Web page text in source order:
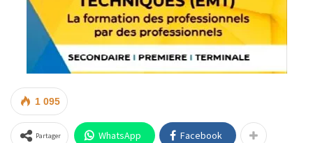
1 095
Partager WhatsApp Facebook